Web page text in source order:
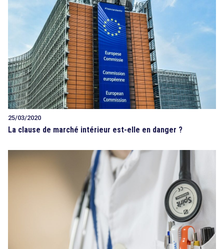
25/03/2020
La clause de marché intérieur est-elle en danger ?